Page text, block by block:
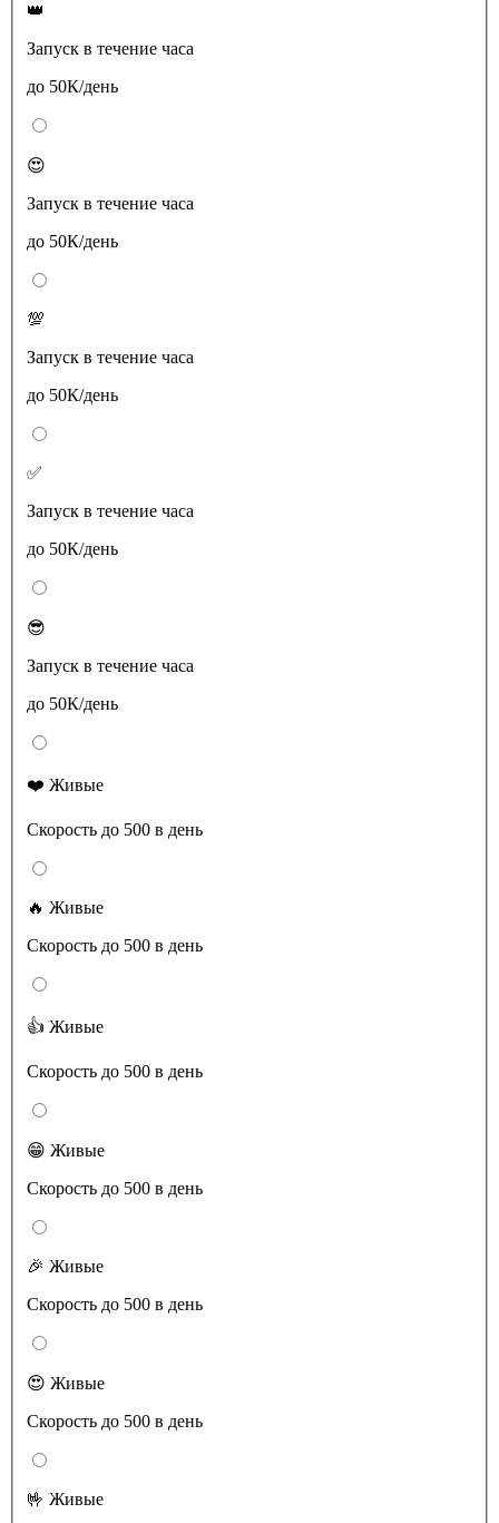
👑
Запуск в течение часа
до 50К/день
😍
Запуск в течение часа
до 50К/день
💯
Запуск в течение часа
до 50К/день
✅
Запуск в течение часа
до 50К/день
😎
Запуск в течение часа
до 50К/день
❤️ Живые
Скорость до 500 в день
🔥 Живые
Скорость до 500 в день
👍 Живые
Скорость до 500 в день
😁 Живые
Скорость до 500 в день
🎉 Живые
Скорость до 500 в день
😍 Живые
Скорость до 500 в день
🤟 Живые